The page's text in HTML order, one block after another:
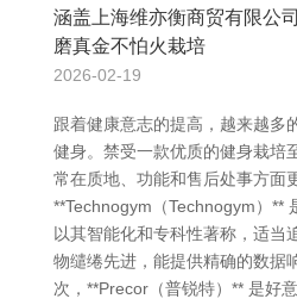
涵盖上海维亦衡商贸有限公
磨真金不怕火栽培
2026-02-19
跟着健康意志的提高，越来越多
健身。禁受一款优质的健身栽培
常在质地、功能和售后处事方面
**Technogym（Technogym）**
以其智能化和专科性著称，适当
物缱绻先进，能提供精确的数据
次，**Precor（普锐特）** 是好